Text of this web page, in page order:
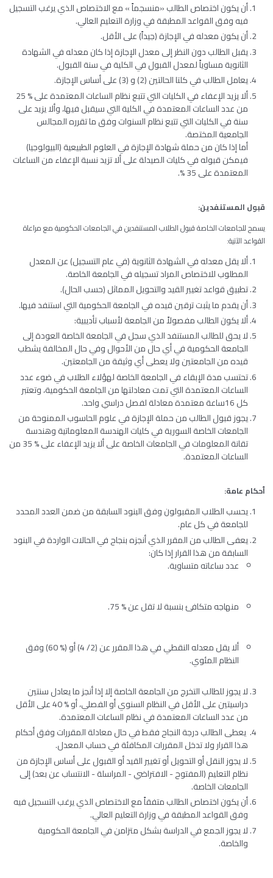
أن يكون اختصاص الطالب «منسجماً » مع الاختصاص الذي يرغب التسجيل
فيه وفق القواعد المطبقة في وزارة التعليم العالي.
أن يكون معدله في الإجازة (جيداً) على الأقل.
يقبل الطالب دون النظر إلى معدل الإجازة إذا كان معدله في الشهادة
الثانوية مساوياً لمعدل القبول في الكلية في سنة القبول.
يعامل الطالب في كلتا الحالتين (2) و (3) على أساس الإجازة.
ألا يزيد الإعفاء في الكليات التي تتبع نظام الساعات المعتمدة على % 25
من عدد الساعات المعتمدة في الكلية التي سيقبل فيها، وألا يزيد على
سنة في الكليات التي تتبع نظام السنوات وفق ما تقرره المجالس
الجامعية المختصة.
أما إذا كان من حملة شهادة الإجازة في العلوم الطبيعية (البيولوجيا)
فيمكن قبوله في كليات الصيدلة على ألا تزيد نسبة الإعفاء من الساعات
المعتمدة على 35 %.
قبول المستنفدين:
يسمح للجامعات الخاصة قبول الطلاب المستنفدين في الجامعات الحكومية مع مراعاة
القواعد الآتية:
ألا يقل معدله في الشهادة الثانوية (في عام التسجيل) عن المعدل
المطلوب للاختصاص المراد تسجيله في الجامعة الخاصة.
تطبيق قواعد تغيير القيد والتحويل المماثل (حسب الحال).
أن يقدم ما يثبت ترقين قيده في الجامعة الحكومية التي استنفد فيها.
ألا يكون الطالب مفصولاً من الجامعة لأسباب تأديبية:
لا يحق للطالب المستنفد الذي سجل في الجامعة الخاصة العودة إلى
الجامعة الحكومية في أي حال من الأحوال وفي حال المخالفة يشطب
قيده من الجامعتين ولا يعطى أي وثيقة من الجامعتين.
تحتسب مدة الإبقاء في الجامعة الخاصة لهؤلاء الطلاب في ضوء عدد
الساعات المعتمدة التي تمت معادلتها من الجامعة الحكومية، وتعتبر
كل 16ساعة معتمدة معادلة لفصل دراسي واحد.
يجوز قبول الطالب من حملة الإجازة في علوم الحاسوب الممنوحة من
الجامعات الخاصة السورية في كليات الهندسة المعلوماتية وهندسة
تقانة المعلومات في الجامعات الخاصة على ألا يزيد الإعفاء على % 35 من
الساعات المعتمدة.
أحكام عامة:
يحسب الطلاب المقبولون وفق البنود السابقة من ضمن العدد المحدد
للجامعة في كل عام.
يعفى الطالب من المقرر الذي أنجزه بنجاح في الحالات الواردة في البنود
السابقة من هذا القرار إذا كان:
عدد ساعاته متساوية.
منهاجه متكافئ بنسبة لا تقل عن % 75.
ألا يقل معدله النقطي في هذا المقرر عن (2/ 4) أو (% 60) وفق
النظام المئوي.
لا يجوز للطالب التخرج من الجامعة الخاصة إلا إذا أنجز ما يعادل سنتين
دراسيتين على الأقل في النظام السنوي أو الفصلي، أو % 40 على الأقل
من عدد الساعات المعتمدة في نظام الساعات المعتمدة.
يعطى الطالب درجة النجاح فقط في حال معادلة المقررات وفق أحكام
هذا القرار ولا تدخل المقررات المكافئة في حساب المعدل.
لا يجوز النقل أو التحويل أو تغيير القيد أو القبول على أساس الإجازة من
نظام التعليم (المفتوح - الافتراضي - المراسلة - الانتساب عن بعد) إلى
الجامعات الخاصة.
أن يكون اختصاص الطالب متفقاً مع الاختصاص الذي يرغب التسجيل فيه
وفق القواعد المطبقة في وزارة التعليم العالي.
لا يجوز الجمع في الدراسة بشكل متزامن في الجامعة الحكومية
والخاصة.